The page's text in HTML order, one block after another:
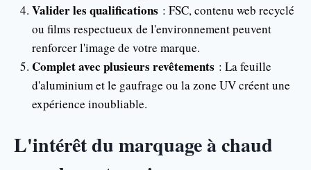
Valider les qualifications : FSC, contenu web recyclé
ou films respectueux de l'environnement peuvent
renforcer l'image de votre marque.
Complet avec plusieurs revêtements : La feuille
d'aluminium et le gaufrage ou la zone UV créent une
expérience inoubliable.
L'intérêt du marquage à chaud